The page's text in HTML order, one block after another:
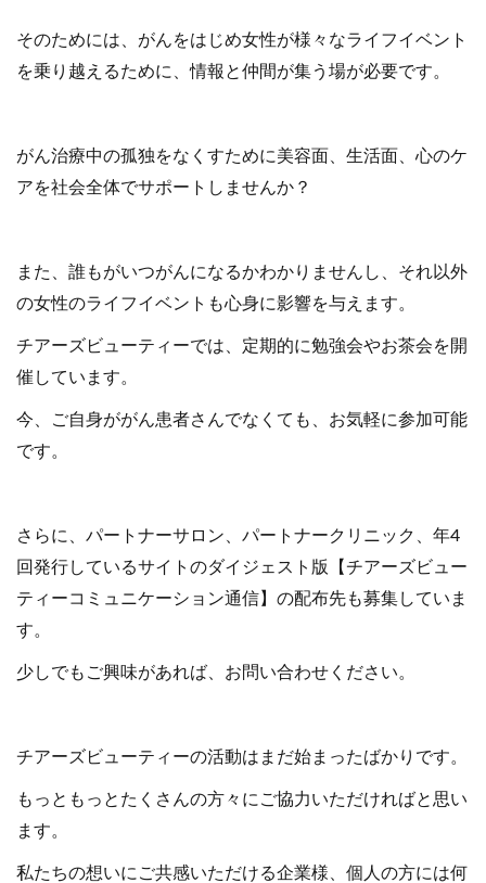
そのためには、がんをはじめ女性が様々なライフイベント
を乗り越えるために、情報と仲間が集う場が必要です。
がん治療中の孤独をなくすために美容面、生活面、心のケ
アを社会全体でサポートしませんか？
また、誰もがいつがんになるかわかりませんし、それ以外
の女性のライフイベントも心身に影響を与えます。
チアーズビューティーでは、定期的に勉強会やお茶会を開
催しています。
今、ご自身ががん患者さんでなくても、お気軽に参加可能
です。
さらに、パートナーサロン、パートナークリニック、年4
回発行しているサイトのダイジェスト版【チアーズビュー
ティーコミュニケーション通信】の配布先も募集していま
す。
少しでもご興味があれば、お問い合わせください。
チアーズビューティーの活動はまだ始まったばかりです。
もっともっとたくさんの方々にご協力いただければと思い
ます。
私たちの想いにご共感いただける企業様、個人の方には何